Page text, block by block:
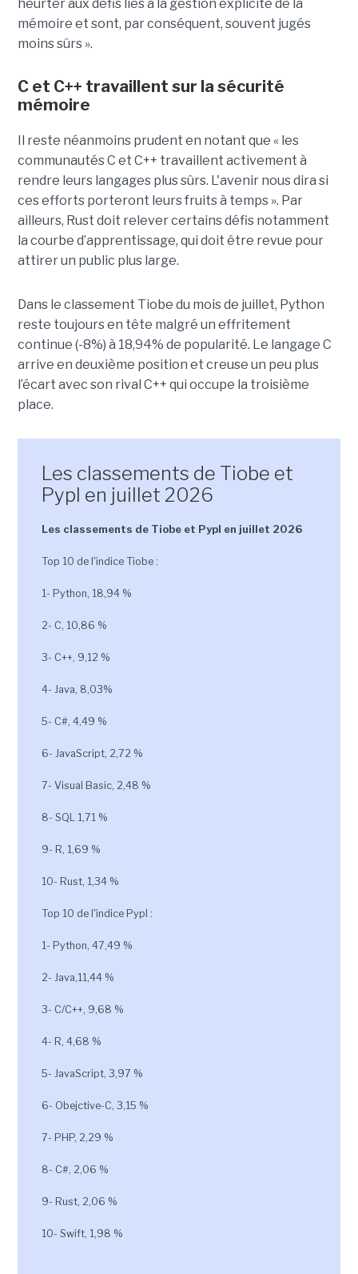
heurter aux défis liés à la gestion explicite de la
mémoire et sont, par conséquent, souvent jugés
moins sûrs ».
C et C++ travaillent sur la sécurité
mémoire
Il reste néanmoins prudent en notant que « les
communautés C et C++ travaillent activement à
rendre leurs langages plus sûrs. L'avenir nous dira si
ces efforts porteront leurs fruits à temps ». Par
ailleurs, Rust doit relever certains défis notamment
la courbe d’apprentissage, qui doit être revue pour
attirer un public plus large.
Dans le classement Tiobe du mois de juillet, Python
reste toujours en tête malgré un effritement
continue (-8%) à 18,94% de popularité. Le langage C
arrive en deuxième position et creuse un peu plus
l’écart avec son rival C++ qui occupe la troisième
place.
Les classements de Tiobe et
Pypl en juillet 2026
Les classements de Tiobe et Pypl en juillet 2026
Top 10 de l'indice Tiobe :
1- Python, 18,94 %
2- C, 10,86 %
3- C++, 9,12 %
4- Java, 8,03%
5- C#, 4,49 %
6- JavaScript, 2,72 %
7- Visual Basic, 2,48 %
8- SQL 1,71 %
9- R, 1,69 %
10- Rust, 1,34 %
Top 10 de l'indice Pypl :
1- Python, 47,49 %
2- Java,11,44 %
3- C/C++, 9,68 %
4- R, 4,68 %
5- JavaScript, 3,97 %
6- Obejctive-C, 3,15 %
7- PHP, 2,29 %
8- C#, 2,06 %
9- Rust, 2,06 %
10- Swift, 1,98 %